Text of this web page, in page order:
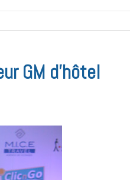
GM d’hôtel